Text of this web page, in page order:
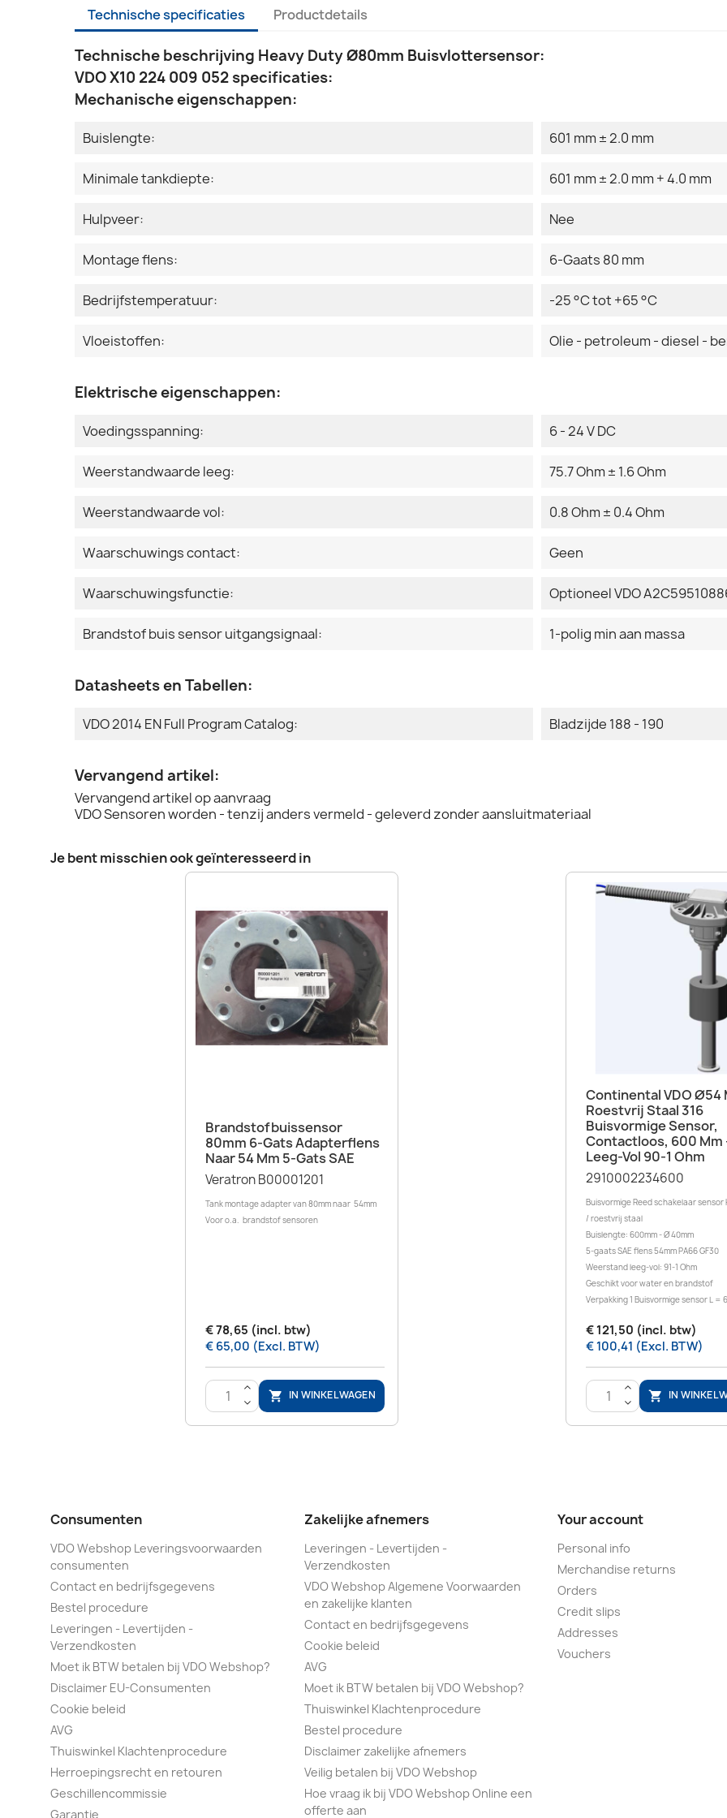
Technische specificaties Productdetails
Technische beschrijving Heavy Duty Ø80mm Buisvlottersensor:
VDO X10 224 009 052 specificaties:
Mechanische eigenschappen:
Buislengte: 601 mm ± 2.0 mm
Minimale tankdiepte: 601 mm ± 2.0 mm + 4.0 mm
Hulpveer: Nee
Montage flens: 6-Gaats 80 mm
Bedrijfstemperatuur: -25 °C tot +65 °C
Vloeistoffen: Olie - petroleum - diesel -
Elektrische eigenschappen:
Voedingsspanning: 6 - 24 V DC
Weerstandwaarde leeg: 75.7 Ohm ± 1.6 Ohm
Weerstandwaarde vol: 0.8 Ohm ± 0.4 Ohm
Waarschuwings contact: Geen
Waarschuwingsfunctie: Optioneel VDO
Brandstof buis sensor uitgangsignaal: 1-polig min aan massa
Datasheets en Tabellen:
VDO 2014 EN Full Program Catalog: Bladzijde 188 - 190
Vervangend artikel:
Vervangend artikel op aanvraag
VDO Sensoren worden - tenzij anders vermeld - geleverd zonder aansluitmateriaal
Je bent misschien ook geïnteresseerd in
Snel bekijken
Brandstofbuissensor
80mm 6-Gats Adapterflens
Naar 54 Mm 5-Gats SAE
Veratron B00001201
Tank montage adapter van 80mm naar 54mm
Voor o.a. brandstof sensoren
€ 78,65 (incl. btw)
€ 65,00 (Excl. BTW)
>
<
 IN WINKELWAGEN
Snel bekijken
Continental VDO Ø54
Roestvrij Staal 316
Buisvormige Sensor,
Contactloos, 600 Mm
Leeg-Vol 90-1 Ohm
2910002234600
Buisvormige Reed schakelaar
/ roestvrij staal
Buislengte: 600mm - Ø 40mm
5-gaats SAE flens 54mm PA66 GF30
Weerstand leeg-vol: 91-1 Ohm
Geschikt voor water en brandstof
Verpakking 1 Buisvormige sensor L =
€ 121,50 (incl. btw)
€ 100,41 (Excl. BTW)
>
<
 IN
Consumenten
VDO Webshop Leveringsvoorwaarden
consumenten
Contact en bedrijfsgegevens
Bestel procedure
Leveringen - Levertijden -
Verzendkosten
Moet ik BTW betalen bij VDO Webshop?
Disclaimer EU-Consumenten
Cookie beleid
AVG
Thuiswinkel Klachtenprocedure
Herroepingsrecht en retouren
Geschillencommissie
Garantie
Zakelijke afnemers
Leveringen - Levertijden -
Verzendkosten
VDO Webshop Algemene Voorwaarden
en zakelijke klanten
Contact en bedrijfsgegevens
Cookie beleid
AVG
Moet ik BTW betalen bij VDO Webshop?
Thuiswinkel Klachtenprocedure
Bestel procedure
Disclaimer zakelijke afnemers
Veilig betalen bij VDO Webshop
Hoe vraag ik bij VDO Webshop Online een
offerte aan
Your account
Personal info
Merchandise returns
Orders
Credit slips
Addresses
Vouchers